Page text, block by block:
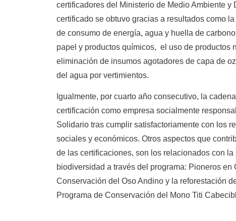
certificadores del Ministerio de Medio Ambiente y
certificado se obtuvo gracias a resultados como
de consumo de energía, agua y huella de
papel y productos químicos, el uso de productos
eliminación de insumos agotadores de capa de
del agua por vertimientos.
Igualmente, por cuarto año consecutivo, la
certificación como empresa socialmente
Solidario tras cumplir satisfactoriamente con los
sociales y económicos. Otros aspectos que
de las certificaciones, son los relacionados con la
biodiversidad a través del programa: Pioneros en
Conservación del Oso Andino y la reforestación
Programa de Conservación del Mono Titi